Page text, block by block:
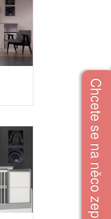
Chcete se na něco zeptat?